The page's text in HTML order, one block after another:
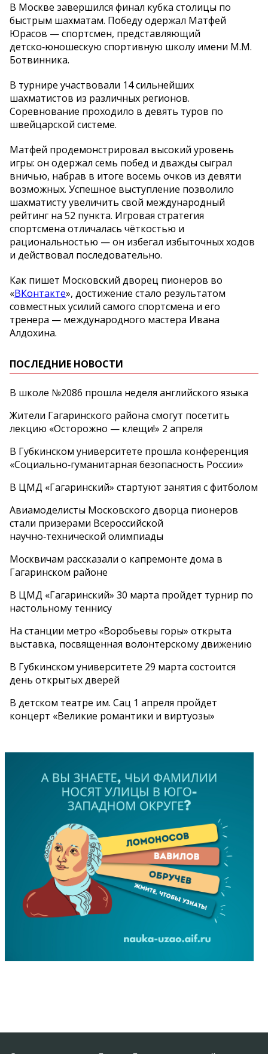
В Москве завершился финал кубка столицы по
быстрым шахматам. Победу одержал Матфей
Юрасов — спортсмен, представляющий
детско‑юношескую спортивную школу имени М.М.
Ботвинника.
В турнире участвовали 14 сильнейших
шахматистов из различных регионов.
Соревнование проходило в девять туров по
швейцарской системе.
Матфей продемонстрировал высокий уровень
игры: он одержал семь побед и дважды сыграл
вничью, набрав в итоге восемь очков из девяти
возможных. Успешное выступление позволило
шахматисту увеличить свой международный
рейтинг на 52 пункта. Игровая стратегия
спортсмена отличалась чёткостью и
рациональностью — он избегал избыточных ходов
и действовал последовательно.
Как пишет Московский дворец пионеров во
«ВКонтакте», достижение стало результатом
совместных усилий самого спортсмена и его
тренера — международного мастера Ивана
Алдохина.
ПОСЛЕДНИЕ НОВОСТИ
В школе №2086 прошла неделя английского языка
Жители Гагаринского района смогут посетить
лекцию «Осторожно — клещи!» 2 апреля
В Губкинском университете прошла конференция
«Социально‑гуманитарная безопасность России»
В ЦМД «Гагаринский» стартуют занятия с фитболом
Авиамоделисты Московского дворца пионеров
стали призерами Всероссийской
научно‑технической олимпиады
Москвичам рассказали о капремонте дома в
Гагаринском районе
В ЦМД «Гагаринский» 30 марта пройдет турнир по
настольному теннису
На станции метро «Воробьевы горы» открыта
выставка, посвященная волонтерскому движению
В Губкинском университете 29 марта состоится
день открытых дверей
В детском театре им. Сац 1 апреля пройдет
концерт «Великие романтики и виртуозы»